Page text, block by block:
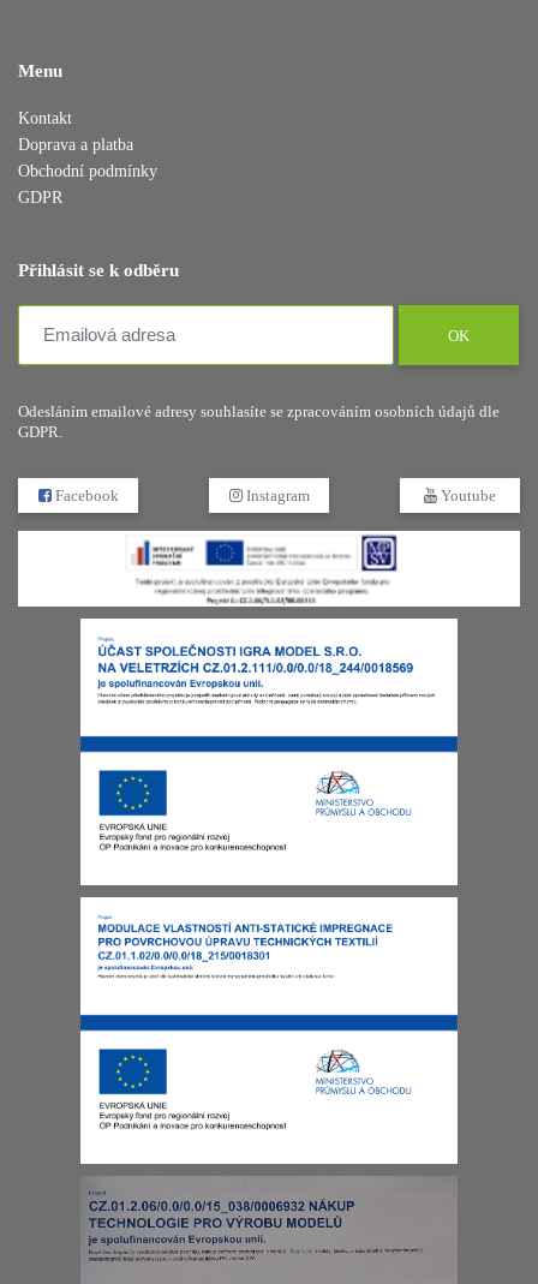
Menu
Kontakt
Doprava a platba
Obchodní podmínky
GDPR
Přihlásit se k odběru
OK
Odesláním emailové adresy souhlasíte se zpracováním osobních údajů dle
GDPR.
Facebook Instagram Youtube